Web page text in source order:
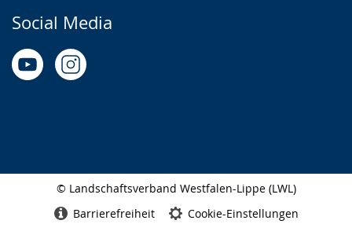
Social Media
© Landschaftsverband Westfalen-Lippe (LWL)
Barrierefreiheit Cookie-Einstellungen